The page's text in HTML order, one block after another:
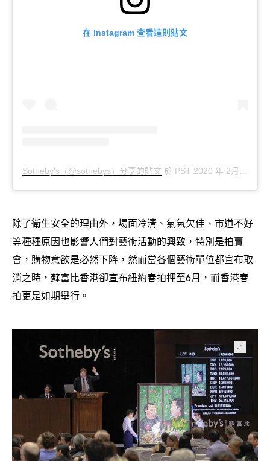
在 Instagram 查看這則貼文
Sotheby's（@sothebys） 分享的貼文 於 PST 2020 年 2月 月
除了衛生安全的理由外 ， 場面冷清、氣氛欠佳、市道不好
等種種原因也影響人們對藝術活動的興致 ， 特別是拍賣
會 ， 購物意欲是必然下降 ， 然而當各個藝術單位都宣布取
消之時 ， 蘇富比香港卻宣布紐約春拍押至6月 ， 而香港春
拍更是如期舉行。